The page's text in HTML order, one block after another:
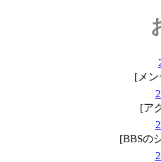
[メ
[ア
[BBSの